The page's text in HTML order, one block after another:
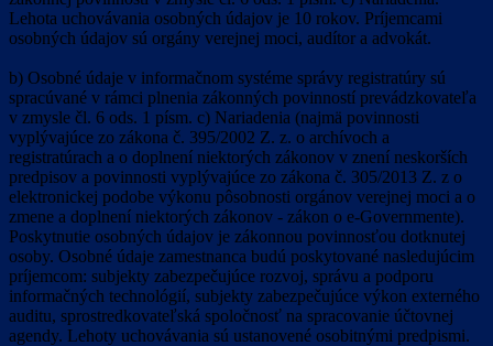
Lehota uchovávania osobných údajov je 10 rokov. Príjemcami
osobných údajov sú orgány verejnej moci, audítor a advokát.
b) Osobné údaje v informačnom systéme správy registratúry sú
spracúvané v rámci plnenia zákonných povinností prevádzkovateľa
v zmysle čl. 6 ods. 1 písm. c) Nariadenia (najmä povinnosti
vyplývajúce zo zákona č. 395/2002 Z. z. o archívoch a
registratúrach a o doplnení niektorých zákonov v znení neskorších
predpisov a povinnosti vyplývajúce zo zákona č. 305/2013 Z. z o
elektronickej podobe výkonu pôsobnosti orgánov verejnej moci a o
zmene a doplnení niektorých zákonov - zákon o e-Governmente).
Poskytnutie osobných údajov je zákonnou povinnosťou dotknutej
osoby. Osobné údaje zamestnanca budú poskytované nasledujúcim
príjemcom: subjekty zabezpečujúce rozvoj, správu a podporu
informačných technológií, subjekty zabezpečujúce výkon externého
auditu, sprostredkovateľská spoločnosť na spracovanie účtovnej
agendy. Lehoty uchovávania sú ustanovené osobitnými predpismi.